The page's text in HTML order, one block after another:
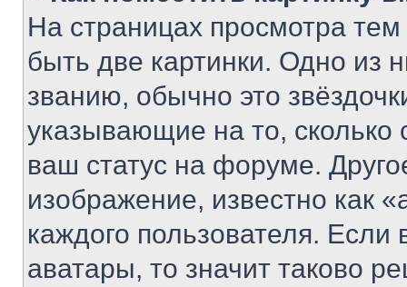
На страницах просмотра
быть две картинки. Одно из
званию, обычно это
указывающие на то,
ваш статус на форуме.
изображение, известно как
каждого пользователя.
аватары, то значит таково